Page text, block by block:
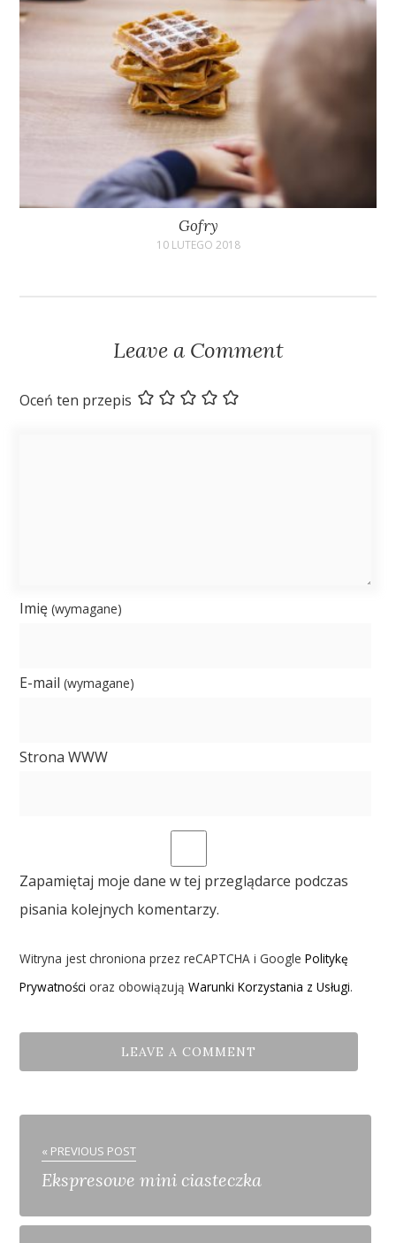
Gofry
10 LUTEGO 2018
Leave a Comment
Oceń ten przepis
Imię(wymagane)
E-mail(wymagane)
Strona WWW
Zapamiętaj moje dane w tej przeglądarce podczas
pisania kolejnych komentarzy.
Witryna jest chroniona przez reCAPTCHA i GooglePolitykę
Prywatności oraz obowiązująWarunki Korzystania z Usługi.
« PREVIOUS POST
Ekspresowe mini ciasteczka